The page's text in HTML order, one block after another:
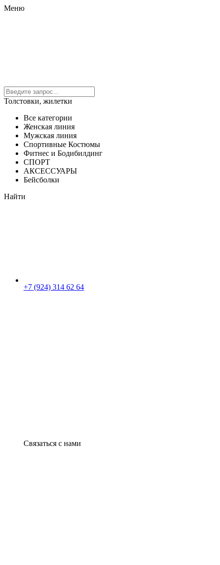
Меню
Толстовки, жилетки
Все категории
Женская линия
Мужская линия
Спортивные Костюмы
Фитнес и Бодибилдинг
СПОРТ
АКСЕССУАРЫ
Бейсболки
Найти
+7 (924) 314 62 64
Связаться с нами